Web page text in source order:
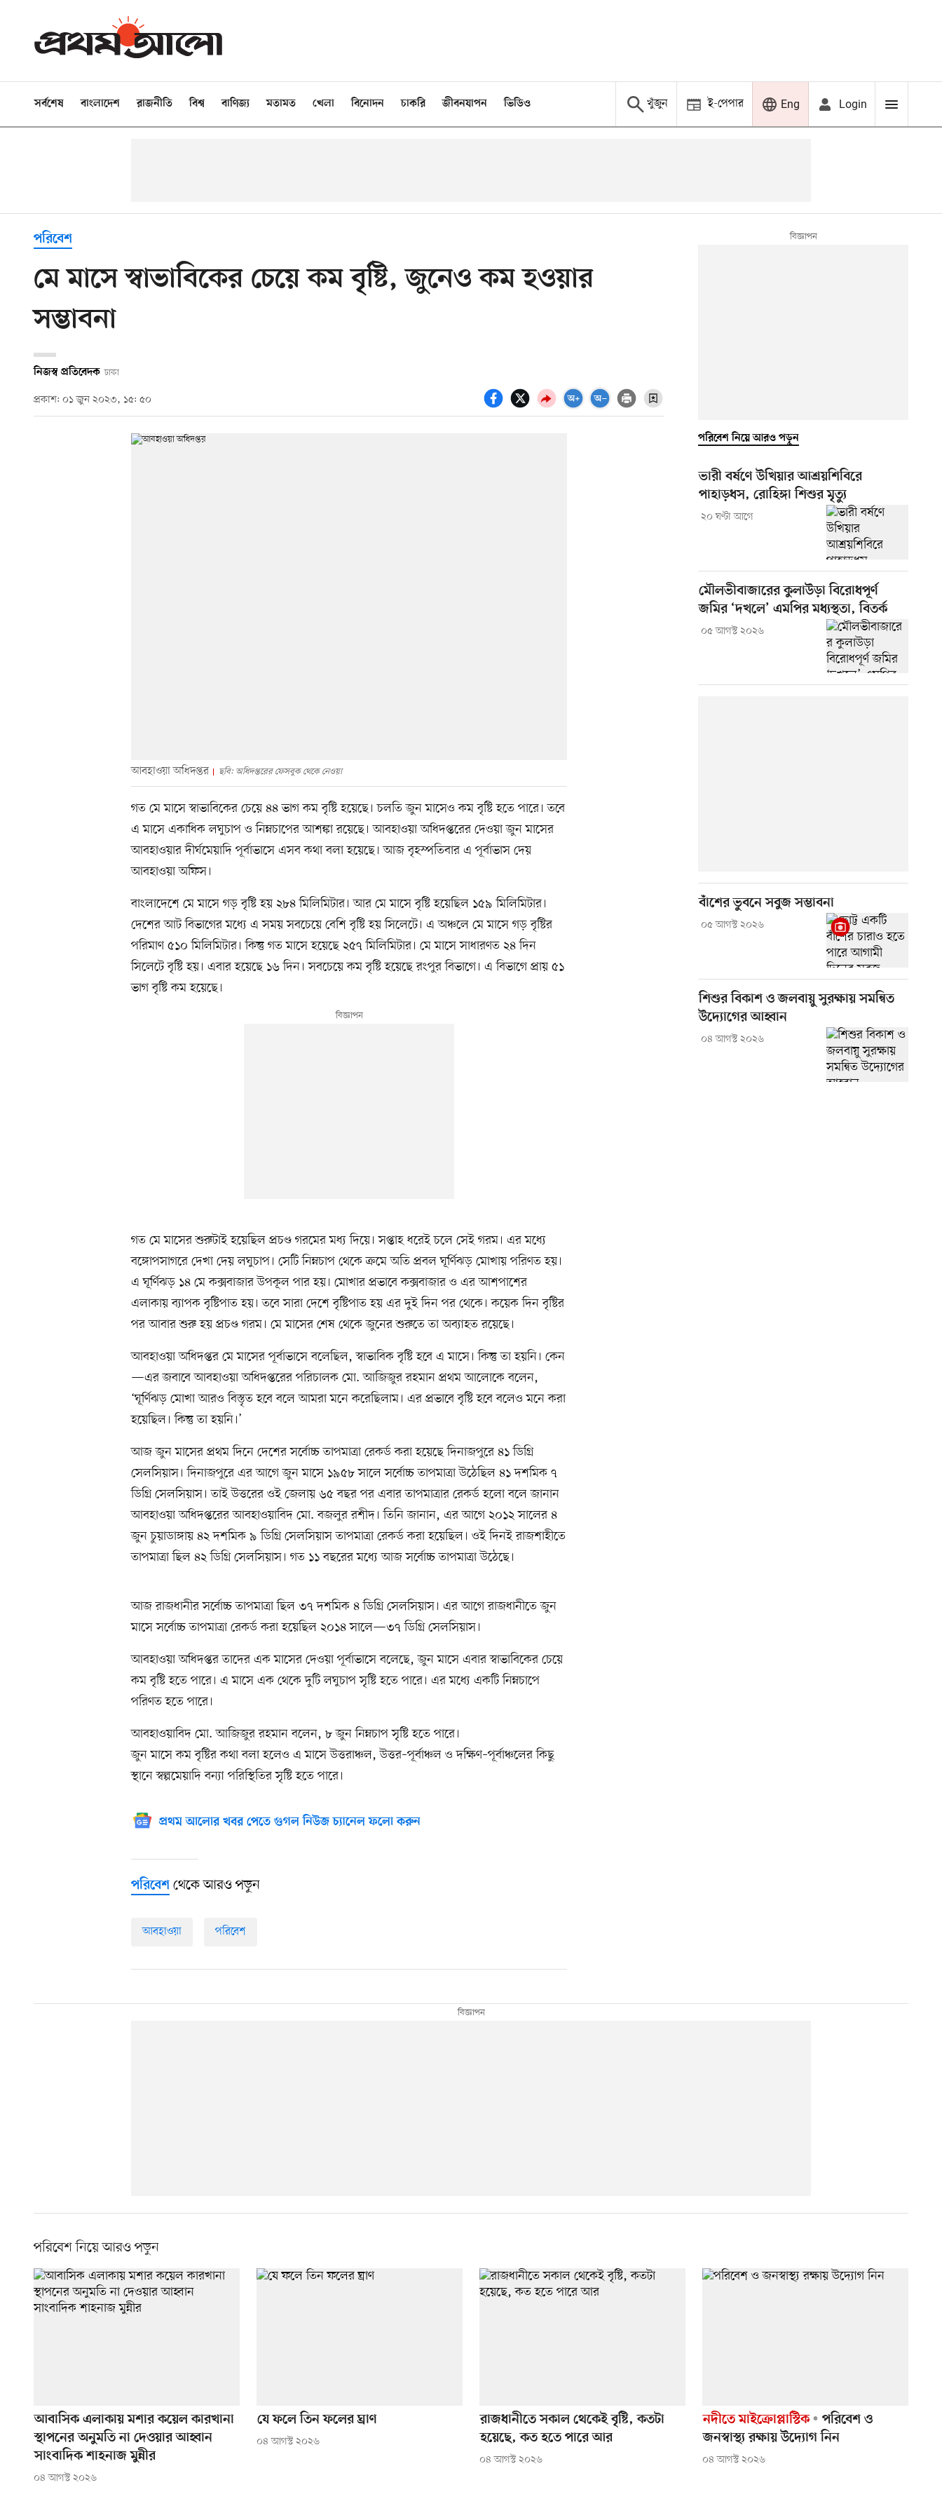
সর্বশেষ বাংলাদেশ রাজনীতি বিশ্ব বাণিজ্য মতামত খেলা বিনোদন চাকরি জীবনযাপন ভিডিও খুঁজুন ই-পেপার Eng Login
পরিবেশ
মে মাসে স্বাভাবিকের চেয়ে কম বৃষ্টি, জুনেও কম হওয়ার
সম্ভাবনা
নিজস্ব প্রতিবেদক ঢাকা
প্রকাশ: ০১ জুন ২০২৩, ১৫: ৫০
আবহাওয়া অধিদপ্তর ছবি: অধিদপ্তরের ফেসবুক থেকে নেওয়া
গত মে মাসে স্বাভাবিকের চেয়ে ৪৪ ভাগ কম বৃষ্টি হয়েছে। চলতি জুন মাসেও কম বৃষ্টি হতে পারে। তবে
এ মাসে একাধিক লঘুচাপ ও নিম্নচাপের আশঙ্কা রয়েছে। আবহাওয়া অধিদপ্তরের দেওয়া জুন মাসের
আবহাওয়ার দীর্ঘমেয়াদি পূর্বাভাসে এসব কথা বলা হয়েছে। আজ বৃহস্পতিবার এ পূর্বাভাস দেয়
আবহাওয়া অফিস।
বাংলাদেশে মে মাসে গড় বৃষ্টি হয় ২৮৪ মিলিমিটার। আর মে মাসে বৃষ্টি হয়েছিল ১৫৯ মিলিমিটার।
দেশের আট বিভাগের মধ্যে এ সময় সবচেয়ে বেশি বৃষ্টি হয় সিলেটে। এ অঞ্চলে মে মাসে গড় বৃষ্টির
পরিমাণ ৫১০ মিলিমিটার। কিন্তু গত মাসে হয়েছে ২৫৭ মিলিমিটার। মে মাসে সাধারণত ২৪ দিন
সিলেটে বৃষ্টি হয়। এবার হয়েছে ১৬ দিন। সবচেয়ে কম বৃষ্টি হয়েছে রংপুর বিভাগে। এ বিভাগে প্রায় ৫১
ভাগ বৃষ্টি কম হয়েছে।
গত মে মাসের শুরুটাই হয়েছিল প্রচণ্ড গরমের মধ্য দিয়ে। সপ্তাহ ধরেই চলে সেই গরম। এর মধ্যে
বঙ্গোপসাগরে দেখা দেয় লঘুচাপ। সেটি নিম্নচাপ থেকে ক্রমে অতি প্রবল ঘূর্ণিঝড় মোখায় পরিণত হয়।
এ ঘূর্ণিঝড় ১৪ মে কক্সবাজার উপকূল পার হয়। মোখার প্রভাবে কক্সবাজার ও এর আশপাশের
এলাকায় ব্যাপক বৃষ্টিপাত হয়। তবে সারা দেশে বৃষ্টিপাত হয় এর দুই দিন পর থেকে। কয়েক দিন বৃষ্টির
পর আবার শুরু হয় প্রচণ্ড গরম। মে মাসের শেষ থেকে জুনের শুরুতে তা অব্যাহত রয়েছে।
আবহাওয়া অধিদপ্তর মে মাসের পূর্বাভাসে বলেছিল, স্বাভাবিক বৃষ্টি হবে এ মাসে। কিন্তু তা হয়নি। কেন
—এর জবাবে আবহাওয়া অধিদপ্তরের পরিচালক মো. আজিজুর রহমান প্রথম আলোকে বলেন,
‘ঘূর্ণিঝড় মোখা আরও বিস্তৃত হবে বলে আমরা মনে করেছিলাম। এর প্রভাবে বৃষ্টি হবে বলেও মনে করা
হয়েছিল। কিন্তু তা হয়নি।’
আজ জুন মাসের প্রথম দিনে দেশের সর্বোচ্চ তাপমাত্রা রেকর্ড করা হয়েছে দিনাজপুরে ৪১ ডিগ্রি
সেলসিয়াস। দিনাজপুরে এর আগে জুন মাসে ১৯৫৮ সালে সর্বোচ্চ তাপমাত্রা উঠেছিল ৪১ দশমিক ৭
ডিগ্রি সেলসিয়াস। তাই উত্তরের ওই জেলায় ৬৫ বছর পর এবার তাপমাত্রার রেকর্ড হলো বলে জানান
আবহাওয়া অধিদপ্তরের আবহাওয়াবিদ মো. বজলুর রশীদ। তিনি জানান, এর আগে ২০১২ সালের ৪
জুন চুয়াডাঙ্গায় ৪২ দশমিক ৯ ডিগ্রি সেলসিয়াস তাপমাত্রা রেকর্ড করা হয়েছিল। ওই দিনই রাজশাহীতে
তাপমাত্রা ছিল ৪২ ডিগ্রি সেলসিয়াস। গত ১১ বছরের মধ্যে আজ সর্বোচ্চ তাপমাত্রা উঠেছে।
আজ রাজধানীর সর্বোচ্চ তাপমাত্রা ছিল ৩৭ দশমিক ৪ ডিগ্রি সেলসিয়াস। এর আগে রাজধানীতে জুন
মাসে সর্বোচ্চ তাপমাত্রা রেকর্ড করা হয়েছিল ২০১৪ সালে—৩৭ ডিগ্রি সেলসিয়াস।
আবহাওয়া অধিদপ্তর তাদের এক মাসের দেওয়া পূর্বাভাসে বলেছে, জুন মাসে এবার স্বাভাবিকের চেয়ে
কম বৃষ্টি হতে পারে। এ মাসে এক থেকে দুটি লঘুচাপ সৃষ্টি হতে পারে। এর মধ্যে একটি নিম্নচাপে
পরিণত হতে পারে।
আবহাওয়াবিদ মো. আজিজুর রহমান বলেন, ৮ জুন নিম্নচাপ সৃষ্টি হতে পারে।
জুন মাসে কম বৃষ্টির কথা বলা হলেও এ মাসে উত্তরাঞ্চল, উত্তর–পূর্বাঞ্চল ও দক্ষিণ–পূর্বাঞ্চলের কিছু
স্থানে স্বল্পমেয়াদি বন্যা পরিস্থিতির সৃষ্টি হতে পারে।
প্রথম আলোর খবর পেতে গুগল নিউজ চ্যানেল ফলো করুন
পরিবেশ থেকে আরও পড়ুন
আবহাওয়া পরিবেশ
পরিবেশ নিয়ে আরও পড়ুন
ভারী বর্ষণে উখিয়ার আশ্রয়শিবিরে
পাহাড়ধস, রোহিঙ্গা শিশুর মৃত্যু
২০ ঘণ্টা আগে
মৌলভীবাজারের কুলাউড়া বিরোধপূর্ণ
জমির ‘দখলে’ এমপির মধ্যস্থতা, বিতর্ক
০৫ আগস্ট ২০২৬
বাঁশের ভুবনে সবুজ সম্ভাবনা
০৫ আগস্ট ২০২৬
শিশুর বিকাশ ও জলবায়ু সুরক্ষায় সমন্বিত
উদ্যোগের আহ্বান
০৪ আগস্ট ২০২৬
পরিবেশ নিয়ে আরও পড়ুন
আবাসিক এলাকায় মশার কয়েল কারখানা
স্থাপনের অনুমতি না দেওয়ার আহ্বান
সাংবাদিক শাহনাজ মুন্নীর
০৪ আগস্ট ২০২৬
যে ফলে তিন ফলের ঘ্রাণ
০৪ আগস্ট ২০২৬
রাজধানীতে সকাল থেকেই বৃষ্টি, কতটা
হয়েছে, কত হতে পারে আর
০৪ আগস্ট ২০২৬
নদীতে মাইক্রোপ্লাস্টিক
পরিবেশ ও
জনস্বাস্থ্য রক্ষায় উদ্যোগ নিন
০৪ আগস্ট ২০২৬